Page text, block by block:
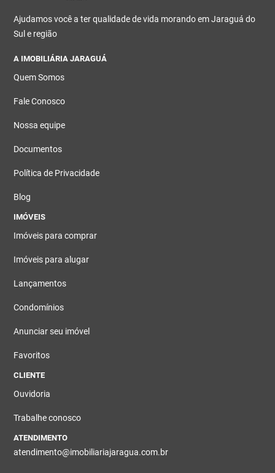
Ajudamos você a ter qualidade de vida morando em Jaraguá do
Sul e região
A IMOBILIÁRIA JARAGUÁ
Quem Somos
Fale Conosco
Nossa equipe
Documentos
Política de Privacidade
Blog
IMÓVEIS
Imóveis para comprar
Imóveis para alugar
Lançamentos
Condomínios
Anunciar seu imóvel
Favoritos
CLIENTE
Ouvidoria
Trabalhe conosco
ATENDIMENTO
atendimento@imobiliariajaragua.com.br